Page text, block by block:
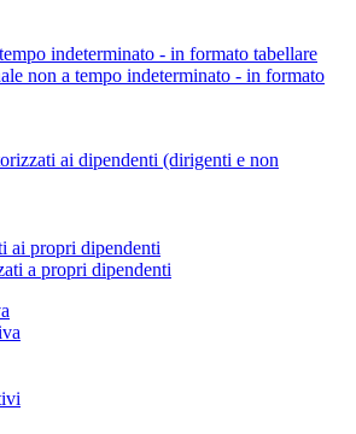
indeterminato - in formato tabellare
non a tempo indeterminato - in formato
ai dipendenti (dirigenti e non
ai propri dipendenti
a propri dipendenti